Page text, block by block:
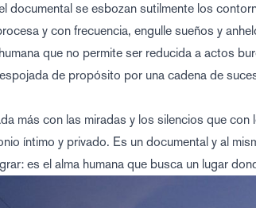
documental se esbozan sutilmente los
y con frecuencia, engulle sueños y
que no permite ser reducida a actos
de propósito por una cadena de
más con las miradas y los silencios que
íntimo y privado. Es un documental y al
es el alma humana que busca un lugar